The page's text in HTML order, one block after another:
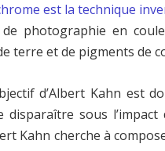
est la technique
photographie en
terre et de pigments de
d’Albert Kahn est
sous
Kahn cherche à